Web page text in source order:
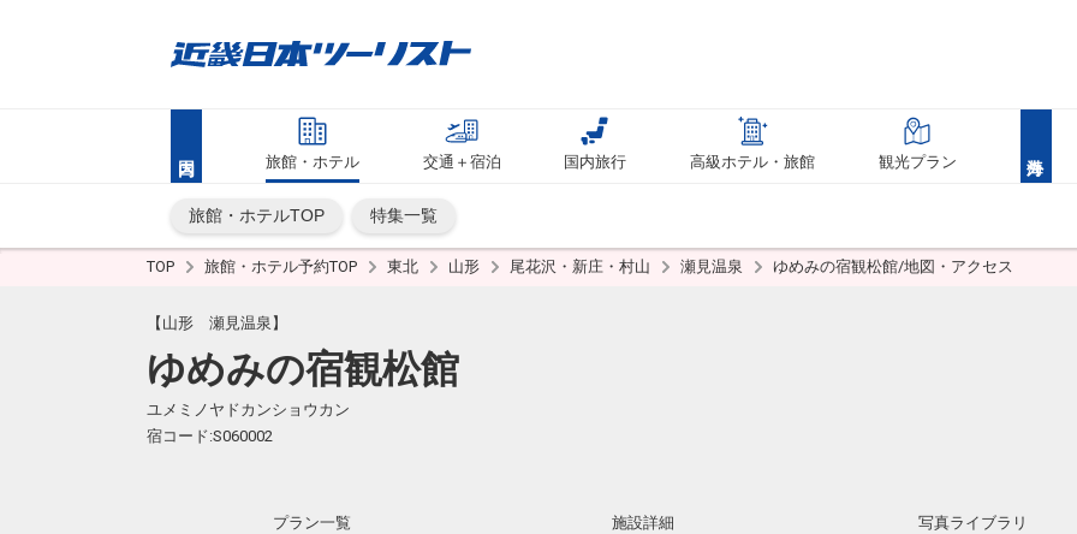
旅館・ホテル 交通＋宿泊 国内旅行 高級ホテル・旅館 観光プラン
旅館・ホテルTOP 特集一覧
TOP 旅館・ホテル予約TOP 東北 山形 尾花沢・新庄・村山 瀬見温泉 ゆめみの宿観松館/地図・アクセス
【山形 瀬見温泉】
ゆめみの宿観松館
ユメミノヤドカンショウカン
宿コード:S060002
プラン一覧 施設詳細 写真ライブラリ